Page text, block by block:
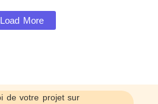
Load More
de votre projet sur